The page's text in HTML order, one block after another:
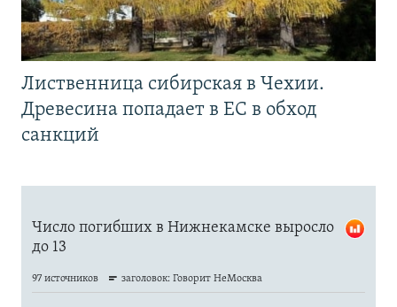
Лиственница сибирская в Чехии.
Древесина попадает в ЕС в обход
санкций